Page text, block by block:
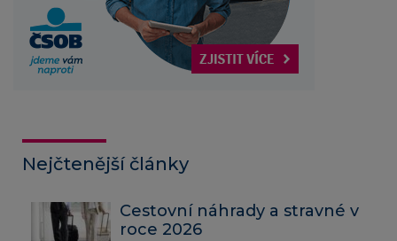
Nejčtenější články
Cestovní náhrady a stravné v
roce 2026